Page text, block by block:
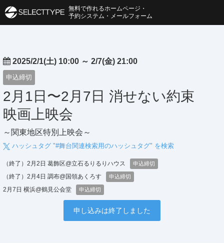
2025/2/1(土) 10:00 ～ 2/7(金) 21:00
申込締切
2月1日〜2月7日 消せない約束
映画上映会
～関東地区特別上映会～
ハッシュタグ "#舞台関連検索用のハッシュタグ" を検索
（終了）2月2日 葛飾区@立石るりるりハウス 申込締切
（終了）2月4日 調布@国領あくろす 申込締切
2月7日 横浜@鶴見公会堂 申込締切
申し込みは終了しました
無料で作れるホームページ・
予約システム・メールフォーム